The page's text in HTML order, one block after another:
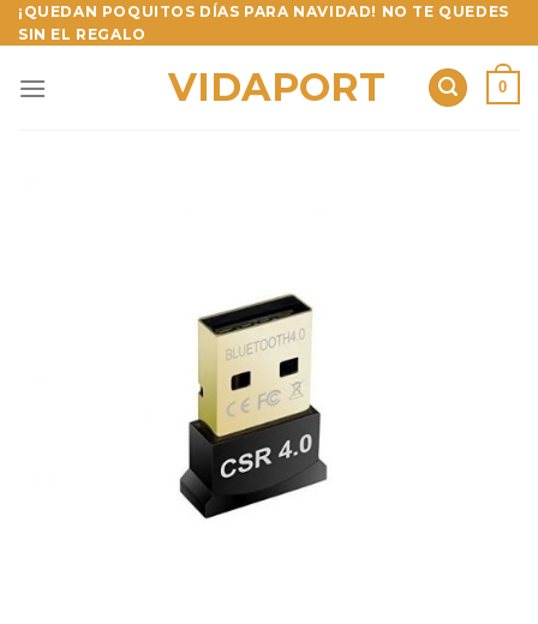
Skip
to
¡QUEDAN POQUITOS DÍAS PARA NAVIDAD! NO TE QUEDES
SIN EL REGALO
VIDAPORT 0